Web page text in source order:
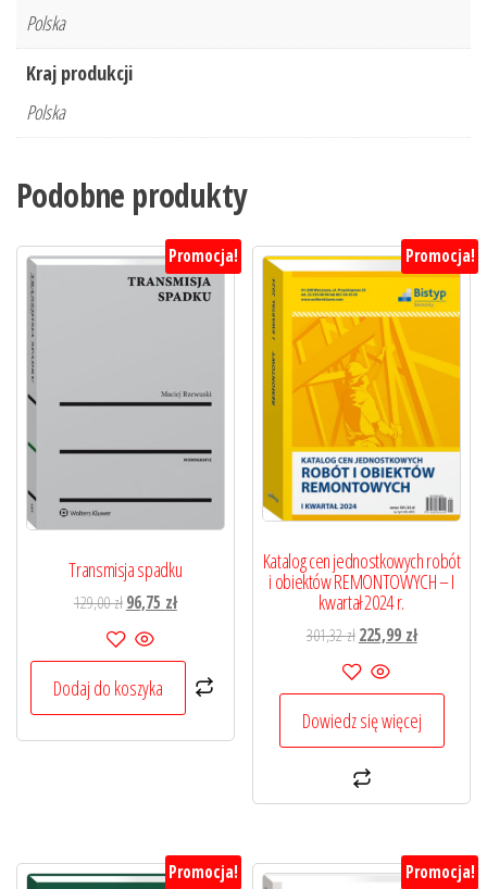
Polska
Kraj produkcji
Polska
Podobne produkty
Promocja!
Transmisja spadku
129,00złPierwotna
cena
wynosiła:
129,00 zł.
96,75 złAktualna
96,75 zł.
Dodaj do koszyka
Promocja!
Katalog cen jednostkowych robót
i obiektów REMONTOWYCH – I
kwartał 2024 r.
301,32zł Pierwotna
cena
wynosiła:
301,32 zł.
225,99 złAktualna
225,99 zł.
Dowiedz się więcej
Promocja! Promocja!